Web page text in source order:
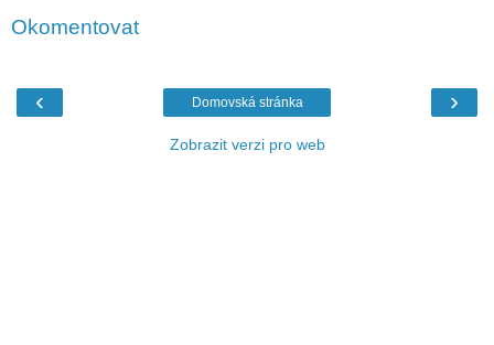
Okomentovat
‹ ›
Domovská stránka
Zobrazit verzi pro web